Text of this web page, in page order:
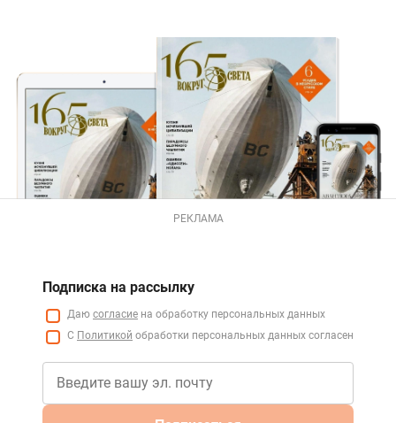
РЕКЛАМА
Подписка на рассылку
Даю согласие на обработку персональных данных
С Политикой обработки персональных данных согласен